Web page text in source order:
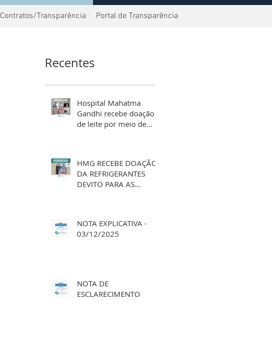
Contratos/Transparência Portal de Transparência
Recentes
Hospital Mahatma
Gandhi recebe doação
de leite por meio de
HMG RECEBE DOAÇÃO
DA REFRIGERANTES
DEVITO PARA AS
NOTA EXPLICATIVA -
03/12/2025
NOTA DE
ESCLARECIMENTO